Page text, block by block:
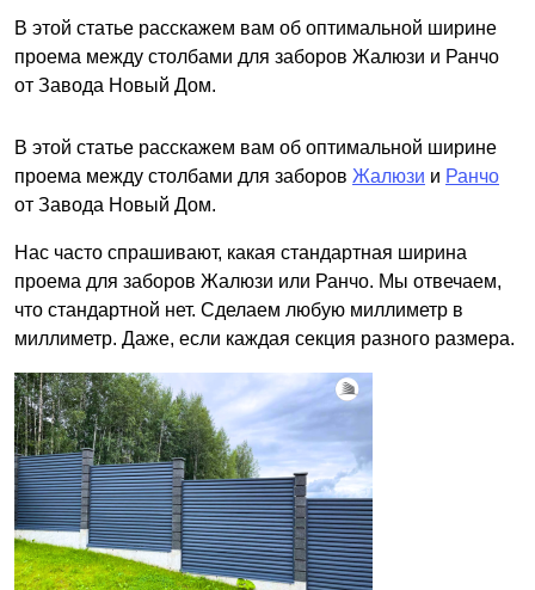
В этой статье расскажем вам об оптимальной ширине
проема между столбами для заборов Жалюзи и Ранчо
от Завода Новый Дом.
В этой статье расскажем вам об оптимальной ширине
проема между столбами для заборов Жалюзи и Ранчо
от Завода Новый Дом.
Нас часто спрашивают, какая стандартная ширина
проема для заборов Жалюзи или Ранчо. Мы отвечаем,
что стандартной нет. Сделаем любую миллиметр в
миллиметр. Даже, если каждая секция разного размера.